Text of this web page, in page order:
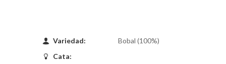
Variedad:
Bobal (100%)
Cata: